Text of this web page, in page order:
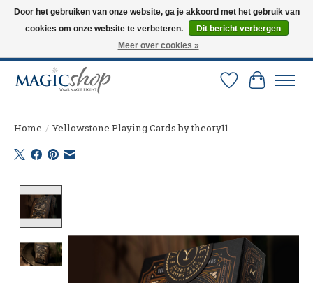
Altijd de nieuwste trucs op voorraad. Snelle verzending via PostNL en DHL.
Langskomen in onze winkel? Bel of mail om een afspraak te maken. 0251-
Verlanglijst
Home / Yellowstone Playing Cards by theory11
Door het gebruiken van onze website, ga je akkoord met het gebruik van
cookies om onze website te verbeteren.
Dit bericht verbergen
Meer over cookies »